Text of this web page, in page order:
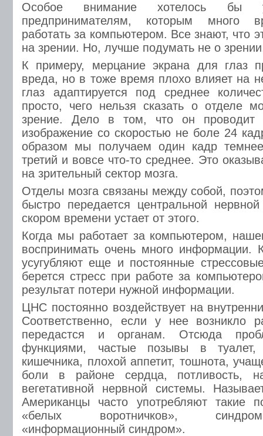
Особое внимание хотелось бы
предпринимателям, которым много
работать за компьютером. Все знают, что
на зрении. Но, лучше подумать не о
К примеру, мерцание экрана для глаз
вреда, но в тоже время плохо влияет на
глаз адаптируется под среднее
просто, чего нельзя сказать о отделе
зрение. Дело в том, что он проводит
изображение со скоростью не боле 24
образом мы получаем один кадр
третий и вовсе что-то среднее. Это
на зрительный сектор мозга.
Отделы мозга связаны между собой,
быстро передается центральной
скором времени устает от этого.
Когда мы работает за компьютером,
воспринимать очень много информации.
усугубляют еще и постоянные
берется стресс при работе за
результат потери нужной информации.
ЦНС постоянно воздействует на
Соответственно, если у нее возникло
передастся и органам. Отсюда
функциями, частые позывы в туалет,
кишечника, плохой аппетит, тошнота,
боли в районе сердца, потливость,
вегетативной нервной системы.
Американцы часто употребляют такие
«белых воротничков»,
«информационный синдром».